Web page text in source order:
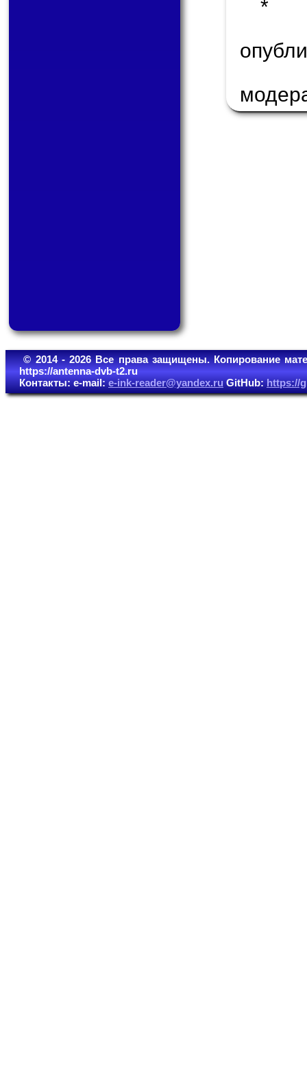
*
© 2014 - 2026 Все права защищены. Копирование
https://antenna-dvb-t2.ru
Контакты: e-mail:e-ink-reader@yandex.ruGitHub:https://